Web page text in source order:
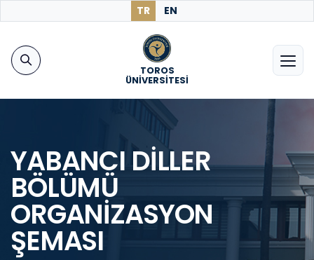
TR EN
TOROS
ÜNİVERSİTESİ
YABANCI DİLLER
BÖLÜMÜ
ORGANİZASYON
ŞEMASI